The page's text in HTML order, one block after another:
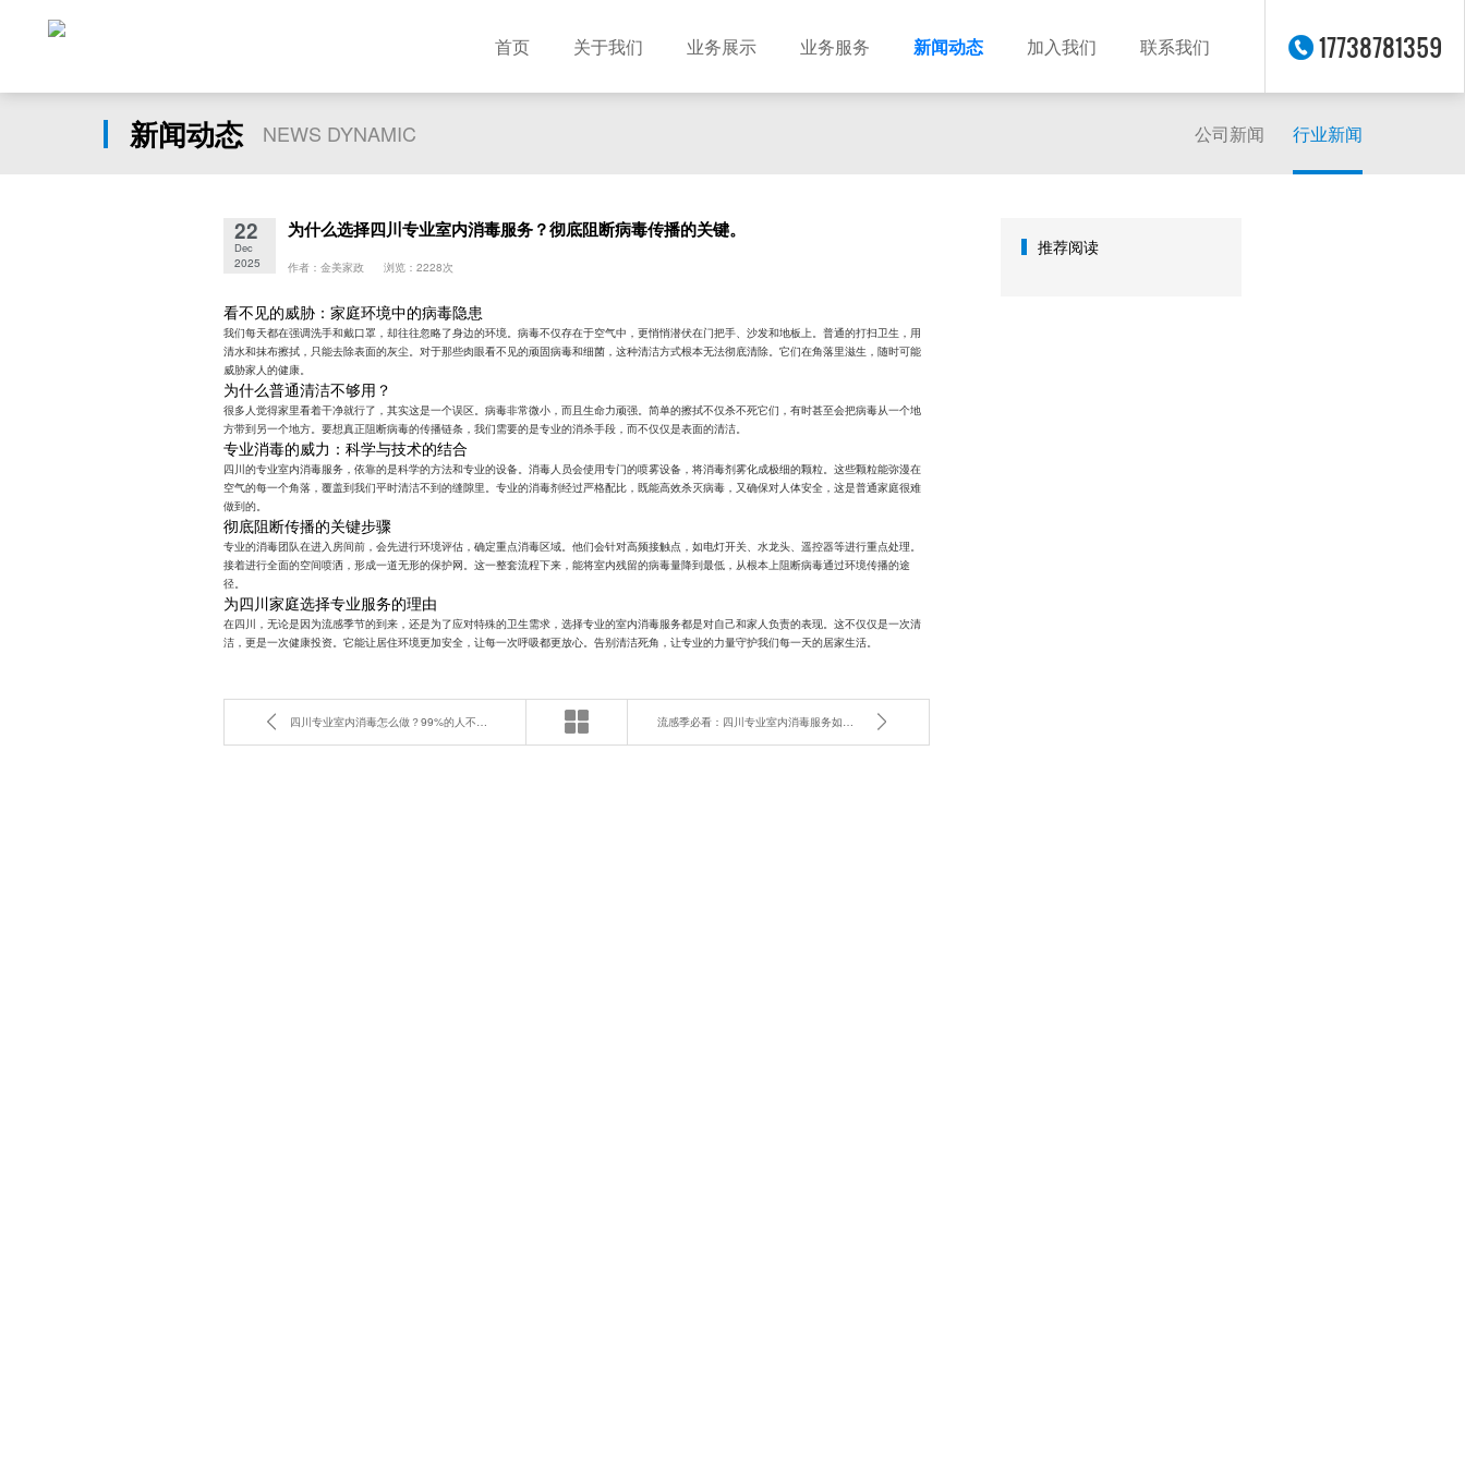
首页 关于我们 业务展示 业务服务 新闻动态 加入我们 联系我们 17738781359
新闻动态 NEWS DYNAMIC 公司新闻 行业新闻
22
Dec
2025
为什么选择四川专业室内消毒服务？彻底阻断病毒传播的关键。
作者：金美家政 浏览：2228次
看不见的威胁：家庭环境中的病毒隐患
我们每天都在强调洗手和戴口罩，却往往忽略了身边的环境。病毒不仅存在于空气中，更悄悄潜伏在门把手、沙发和地板上。普通的打扫卫生，用
清水和抹布擦拭，只能去除表面的灰尘。对于那些肉眼看不见的顽固病毒和细菌，这种清洁方式根本无法彻底清除。它们在角落里滋生，随时可能
威胁家人的健康。
为什么普通清洁不够用？
很多人觉得家里看着干净就行了，其实这是一个误区。病毒非常微小，而且生命力顽强。简单的擦拭不仅杀不死它们，有时甚至会把病毒从一个地
方带到另一个地方。要想真正阻断病毒的传播链条，我们需要的是专业的消杀手段，而不仅仅是表面的清洁。
专业消毒的威力：科学与技术的结合
四川的专业室内消毒服务，依靠的是科学的方法和专业的设备。消毒人员会使用专门的喷雾设备，将消毒剂雾化成极细的颗粒。这些颗粒能弥漫在
空气的每一个角落，覆盖到我们平时清洁不到的缝隙里。专业的消毒剂经过严格配比，既能高效杀灭病毒，又确保对人体安全，这是普通家庭很难
做到的。
彻底阻断传播的关键步骤
专业的消毒团队在进入房间前，会先进行环境评估，确定重点消毒区域。他们会针对高频接触点，如电灯开关、水龙头、遥控器等进行重点处理。
接着进行全面的空间喷洒，形成一道无形的保护网。这一整套流程下来，能将室内残留的病毒量降到最低，从根本上阻断病毒通过环境传播的途
径。
为四川家庭选择专业服务的理由
在四川，无论是因为流感季节的到来，还是为了应对特殊的卫生需求，选择专业的室内消毒服务都是对自己和家人负责的表现。这不仅仅是一次清
洁，更是一次健康投资。它能让居住环境更加安全，让每一次呼吸都更放心。告别清洁死角，让专业的力量守护我们每一天的居家生活。
四川专业室内消毒怎么做？99%的人不知道的深度杀菌细节 流感季必看：四川专业室内消毒服务如何守护全家安全？
推荐阅读